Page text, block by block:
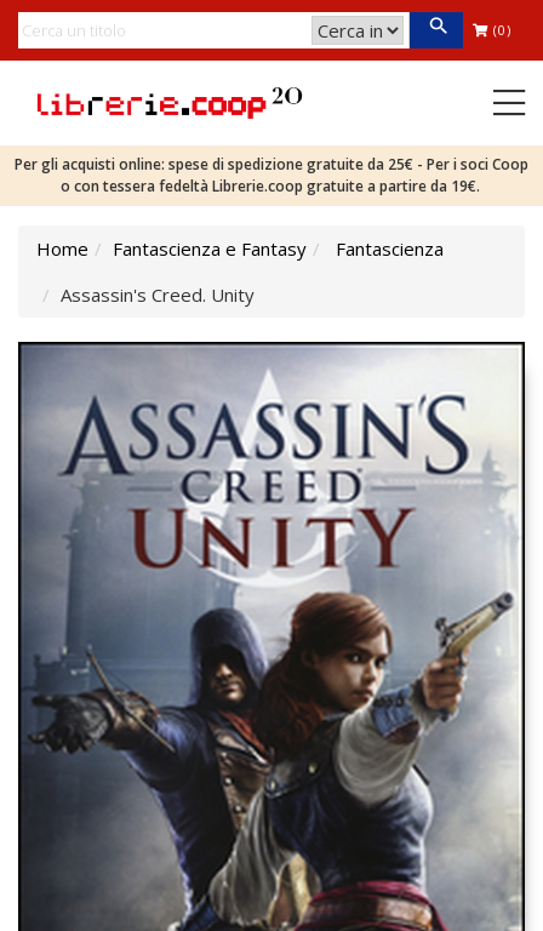
(0)
Per gli acquisti online: spese di spedizione gratuite da 25€ - Per i soci Coop
o con tessera fedeltà Librerie.coop gratuite a partire da 19€.
Home Fantascienza e Fantasy
Fantascienza
Assassin's Creed. Unity